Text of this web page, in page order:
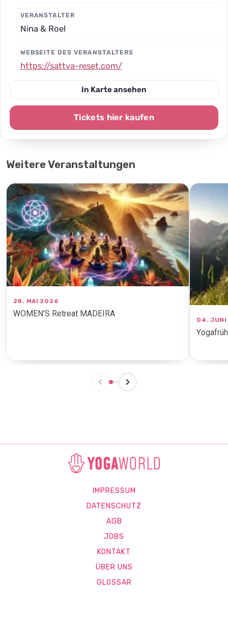
VERANSTALTER
Nina & Roel
WEBSEITE DES VERANSTALTERS
https://sattva-reset.com/
In Karte ansehen
Tickets hier kaufen
Weitere Veranstaltungen
28. MAI 2026
WOMEN’S Retreat MADEIRA
04.
IMPRESSUM
DATENSCHUTZ
AGB
JOBS
KONTAKT
ÜBER UNS
GLOSSAR